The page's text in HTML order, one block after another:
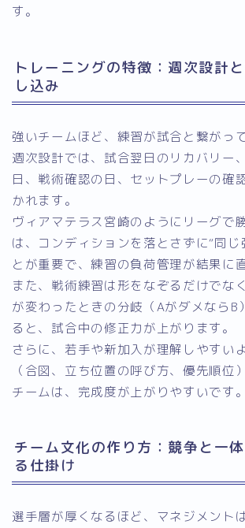
す。
トレーニングの特徴：週次設計
し込み
強いチームほど、練習が試合と繋がっ
週次設計では、試合翌日のリカバリー
日、戦術確認の日、セットプレーの確
かれます。
ヴィアマテラス宮崎のようにリーグで
は、コンディションを落とさずに“同じ
とが重要で、練習の負荷管理が結果に
また、戦術練習は形をなぞるだけでな
が変わったときの分岐（AがダメならB
ると、試合中の修正力が上がります。
さらに、若手や新加入が理解しやすい
（合図、立ち位置の呼び方、優先順位
チームは、完成度が上がりやすいです。
チーム文化の作り方：競争と一
る仕掛け
選手層が厚くなるほど、マネジメント